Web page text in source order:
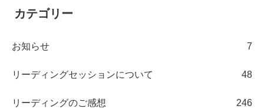
カテゴリー
お知らせ 7
リーディングセッションについて 48
リーディングのご感想 246